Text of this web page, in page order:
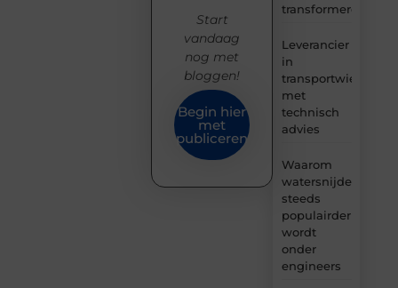
transformeren
Leverancier
in
transportwielen
met
technisch
advies
Waarom
watersnijden
steeds
populairder
wordt
onder
engineers
Start
vandaag
nog met
bloggen!
Begin hier
met
publiceren